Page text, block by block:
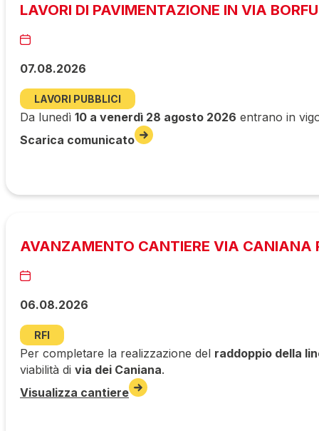
LAVORI DI PAVIMENTAZIONE IN VIA
07.08.2026
LAVORI PUBBLICI
Da lunedì 10 a venerdì 28 agosto 2026 entrano in
Scarica comunicato
AVANZAMENTO CANTIERE VIA CANIANA
06.08.2026
RFI
Per completare la realizzazione del raddoppio della
viabilità di via dei Caniana.
Visualizza cantiere